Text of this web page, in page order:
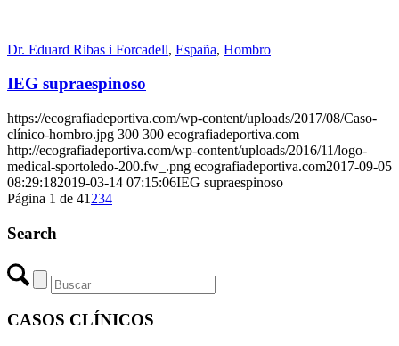
Dr. Eduard Ribas i Forcadell, España, Hombro
IEG supraespinoso
https://ecografiadeportiva.com/wp-content/uploads/2017/08/Caso-
clínico-hombro.jpg 300 300 ecografiadeportiva.com
http://ecografiadeportiva.com/wp-content/uploads/2016/11/logo-
medical-sportoledo-200.fw_.png ecografiadeportiva.com2017-09-05
08:29:182019-03-14 07:15:06IEG supraespinoso
Página 1 de 41 234
Search
CASOS CLÍNICOS